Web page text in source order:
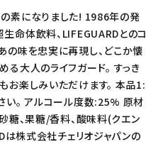
の素になりました! 1986年の発
命体飲料、LIFEGUARDとのコ
味を忠実に再現し、どこか懐
る大人のライフガード。 すっき
お楽しみいただけます。 本品1:
い。 アルコール度数:25% 原材
糖、果糖/香料、酸味料(クエン
株式会社チェリオジャパンの